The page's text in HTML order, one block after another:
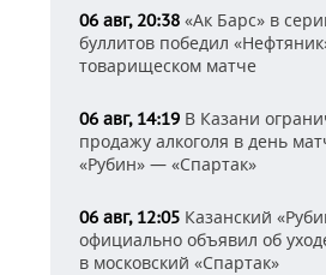
06 авг, 20:38 «Ак Барс» в
буллитов победил
товарищеском матче
06 авг, 14:19 В Казани
продажу алкоголя в день
«Рубин» — «Спартак»
06 авг, 12:05 Казанский
официально объявил об
в московский «Спартак»